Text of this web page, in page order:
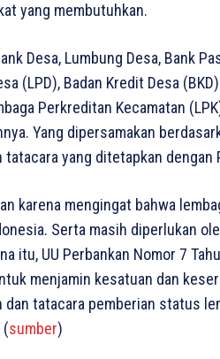
yang membutuhkan.
Desa, Lumbung Desa, Bank
(LPD), Badan Kredit Desa
Perkreditan Kecamatan
Yang dipersamakan
yang ditetapkan dengan
karena mengingat bahwa
Serta masih diperlukan
itu, UU Perbankan Nomor 7
menjamin kesatuan dan
dan tatacara pemberian status
(sumber)